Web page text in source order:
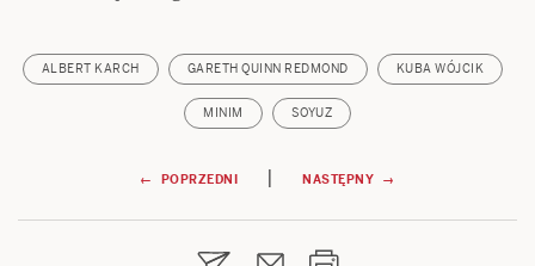
ALBERT KARCH GARETH QUINN REDMOND KUBA WÓJCIK
MINIM SOYUZ
Nawigacja
wpisu
← POPRZEDNI | NASTĘPNY →